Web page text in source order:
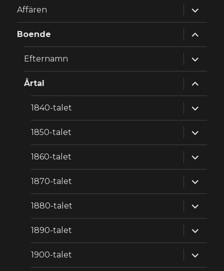
Affären
Boende
Efternamn
Årtal
1840-talet
1850-talet
1860-talet
1870-talet
1880-talet
1890-talet
1900-talet